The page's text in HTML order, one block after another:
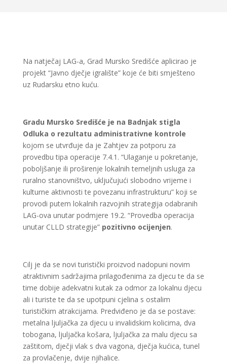
Na natječaj LAG-a, Grad Mursko Središće aplicirao je
projekt “Javno dječje igralište” koje će biti smješteno
uz Rudarsku etno kuću.
Gradu Mursko Središće je na Badnjak stigla
Odluka o rezultatu administrativne kontrole
kojom se utvrđuje da je Zahtjev za potporu za
provedbu tipa operacije 7.4.1. “Ulaganje u pokretanje,
poboljšanje ili proširenje lokalnih temeljnih usluga za
ruralno stanovništvo, uključujući slobodno vrijeme i
kulturne aktivnosti te povezanu infrastrukturu” koji se
provodi putem lokalnih razvojnih strategija odabranih
LAG-ova unutar podmjere 19.2. “Provedba operacija
unutar CLLD strategije” pozitivno ocijenjen.
Cilj je da se novi turistički proizvod nadopuni novim
atraktivnim sadržajima prilagođenima za djecu te da se
time dobije adekvatni kutak za odmor za lokalnu djecu
ali i turiste te da se upotpuni cjelina s ostalim
turističkim atrakcijama. Predviđeno je da se postave:
metalna ljuljačka za djecu u invalidskim kolicima, dva
tobogana, ljuljačka košara, ljuljačka za malu djecu sa
zaštitom, dječji vlak s dva vagona, dječja kućica, tunel
za provlačenje, dvije njihalice.